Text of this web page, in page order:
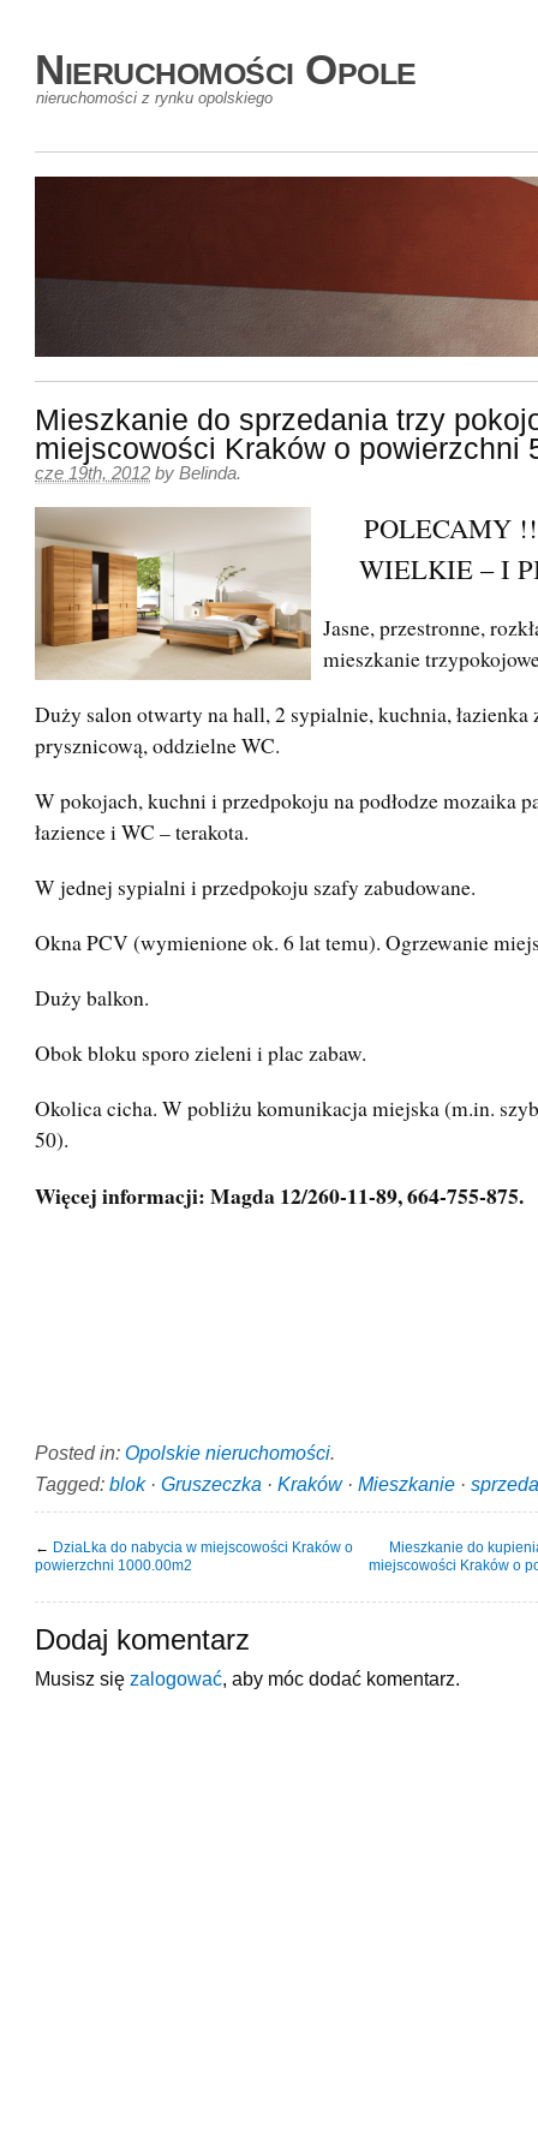
Nieruchomości Opole
nieruchomości z rynku opolskiego
Mieszkanie do sprzedania trzy
miejscowości Kraków o powierzchni
cze 19th, 2012 by Belinda.
POLECAMY
WIELKIE – I
Jasne, przestronne,
mieszkanie
Duży salon otwarty na hall, 2 sypialnie, kuchnia, łazienka
prysznicową, oddzielne WC.
W pokojach, kuchni i przedpokoju na podłodze mozaika
łazience i WC – terakota.
W jednej sypialni i przedpokoju szafy zabudowane.
Okna PCV (wymienione ok. 6 lat temu). Ogrzewanie
Duży balkon.
Obok bloku sporo zieleni i plac zabaw.
Okolica cicha. W pobliżu komunikacja miejska (m.in.
50).
Więcej informacji: Magda 12/260-11-89, 664-755-875.
Posted in: Opolskie nieruchomości.
Tagged: blok· Gruszeczka · Kraków· Mieszkanie ·
← DziaLka do nabycia w miejscowości Kraków o
powierzchni 1000.00m2
Mieszkanie do
miejscowości Kraków o
Dodaj komentarz
Musisz się zalogować , aby móc dodać komentarz.